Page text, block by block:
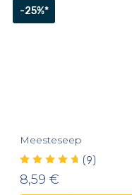
-25%*
Meesteseep
(9)
8,59 €